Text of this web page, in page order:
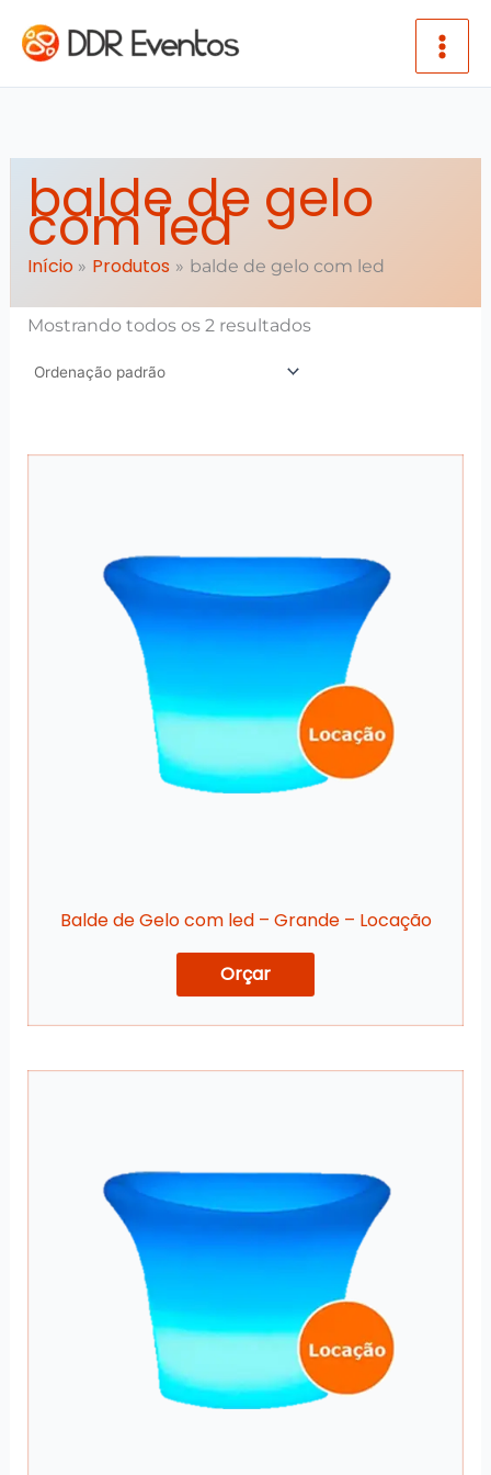
balde de gelo
com led
Início Produtos balde de gelo com led
Mostrando todos os 2 resultados
Balde de Gelo com led – Grande – Locação
Orçar